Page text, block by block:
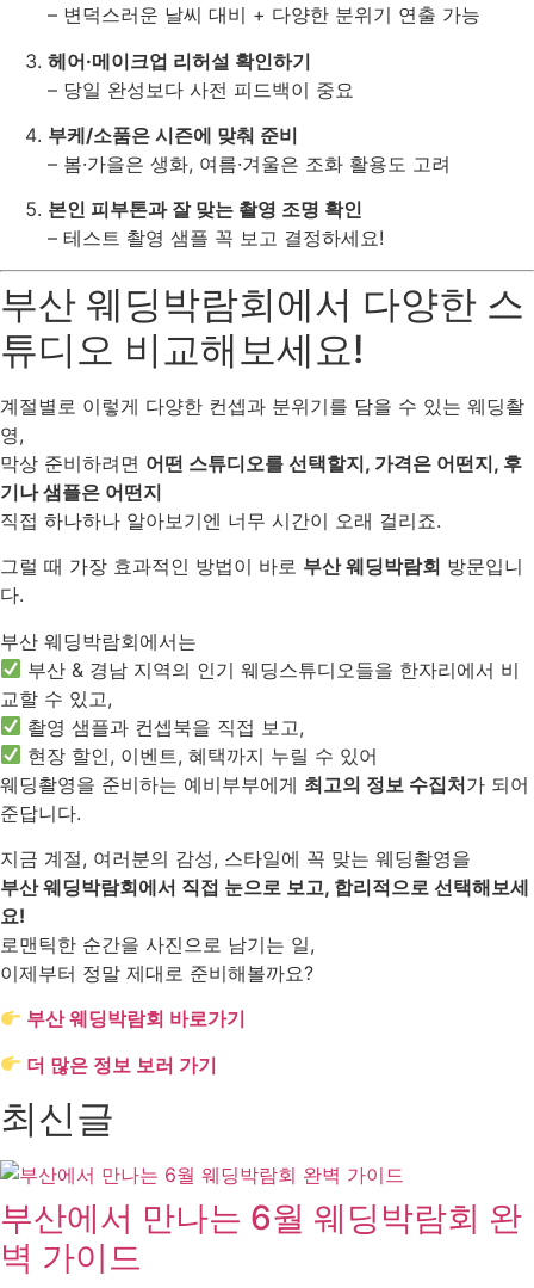
– 변덕스러운 날씨 대비 + 다양한 분위기 연출 가능
헤어·메이크업 리허설 확인하기
– 당일 완성보다 사전 피드백이 중요
부케/소품은 시즌에 맞춰 준비
– 봄·가을은 생화, 여름·겨울은 조화 활용도 고려
본인 피부톤과 잘 맞는 촬영 조명 확인
– 테스트 촬영 샘플 꼭 보고 결정하세요!
부산 웨딩박람회에서 다양한 스
튜디오 비교해보세요!
계절별로 이렇게 다양한 컨셉과 분위기를 담을 수 있는 웨딩촬
영,
막상 준비하려면 어떤 스튜디오를 선택할지, 가격은 어떤지, 후
기나 샘플은 어떤지
직접 하나하나 알아보기엔 너무 시간이 오래 걸리죠.
그럴 때 가장 효과적인 방법이 바로 부산 웨딩박람회 방문입니
다.
부산 웨딩박람회에서는
부산 & 경남 지역의 인기 웨딩스튜디오들을 한자리에서 비
교할 수 있고,
촬영 샘플과 컨셉북을 직접 보고,
현장 할인, 이벤트, 혜택까지 누릴 수 있어
웨딩촬영을 준비하는 예비부부에게 최고의 정보 수집처가 되어
준답니다.
지금 계절, 여러분의 감성, 스타일에 꼭 맞는 웨딩촬영을
부산 웨딩박람회에서 직접 눈으로 보고, 합리적으로 선택해보세
요!
로맨틱한 순간을 사진으로 남기는 일,
이제부터 정말 제대로 준비해볼까요?
부산 웨딩박람회 바로가기
더 많은 정보 보러 가기
최신글
부산에서 만나는 6월 웨딩박람회 완
벽 가이드